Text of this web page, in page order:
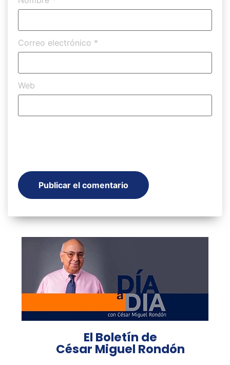
Correo electrónico *
Web
El Boletín de
César Miguel Rondón